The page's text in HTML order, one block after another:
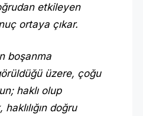
etkileyen
ortaya çıkar.
boşanma
üzere, çoğu
haklı olup
doğru